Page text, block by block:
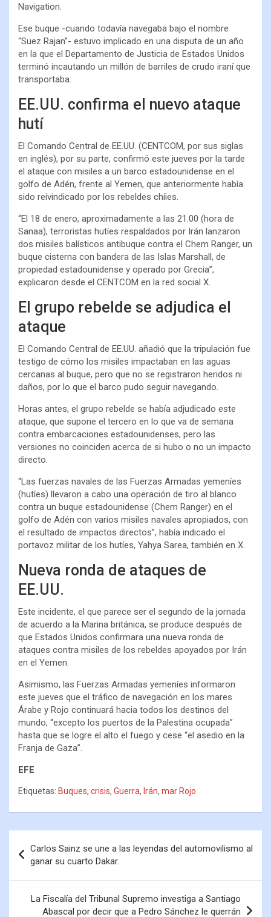
Navigation.
Ese buque -cuando todavía navegaba bajo el nombre
“Suez Rajan”- estuvo implicado en una disputa de un año
en la que el Departamento de Justicia de Estados Unidos
terminó incautando un millón de barriles de crudo iraní que
transportaba.
EE.UU. confirma el nuevo ataque
hutí
El Comando Central de EE.UU. (CENTCOM, por sus siglas
en inglés), por su parte, confirmó este jueves por la tarde
el ataque con misiles a un barco estadounidense en el
golfo de Adén, frente al Yemen, que anteriormente había
sido reivindicado por los rebeldes chíies.
“El 18 de enero, aproximadamente a las 21.00 (hora de
Sanaa), terroristas hutíes respaldados por Irán lanzaron
dos misiles balísticos antibuque contra el Chem Ranger, un
buque cisterna con bandera de las Islas Marshall, de
propiedad estadounidense y operado por Grecia”,
explicaron desde el CENTCOM en la red social X.
El grupo rebelde se adjudica el
ataque
El Comando Central de EE.UU. añadió que la tripulación fue
testigo de cómo los misiles impactaban en las aguas
cercanas al buque, pero que no se registraron heridos ni
daños, por lo que el barco pudo seguir navegando.
Horas antes, el grupo rebelde se había adjudicado este
ataque, que supone el tercero en lo que va de semana
contra embarcaciones estadounidenses, pero las
versiones no coinciden acerca de si hubo o no un impacto
directo.
“Las fuerzas navales de las Fuerzas Armadas yemeníes
(hutíes) llevaron a cabo una operación de tiro al blanco
contra un buque estadounidense (Chem Ranger) en el
golfo de Adén con varios misiles navales apropiados, con
el resultado de impactos directos”, había indicado el
portavoz militar de los hutíes, Yahya Sarea, también en X.
Nueva ronda de ataques de
EE.UU.
Este incidente, el que parece ser el segundo de la jornada
de acuerdo a la Marina británica, se produce después de
que Estados Unidos confirmara una nueva ronda de
ataques contra misiles de los rebeldes apoyados por Irán
en el Yemen.
Asimismo, las Fuerzas Armadas yemeníes informaron
este jueves que el tráfico de navegación en los mares
Árabe y Rojo continuará hacia todos los destinos del
mundo, “excepto los puertos de la Palestina ocupada”
hasta que se logre el alto el fuego y cese “el asedio en la
Franja de Gaza”.
EFE
Etiquetas: Buques, crisis, Guerra, Irán, mar Rojo
Carlos Sainz se une a las leyendas del automovilismo al
ganar su cuarto Dakar.
La Fiscalía del Tribunal Supremo investiga a Santiago
Abascal por decir que a Pedro Sánchez le querrán